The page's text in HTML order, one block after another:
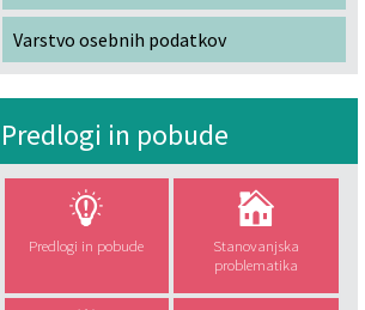
Varstvo osebnih podatkov
Predlogi in pobude
Predlogi in pobude
Stanovanjska
problematika